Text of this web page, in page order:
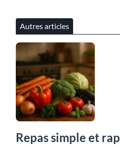
Autres articles
Repas simple et